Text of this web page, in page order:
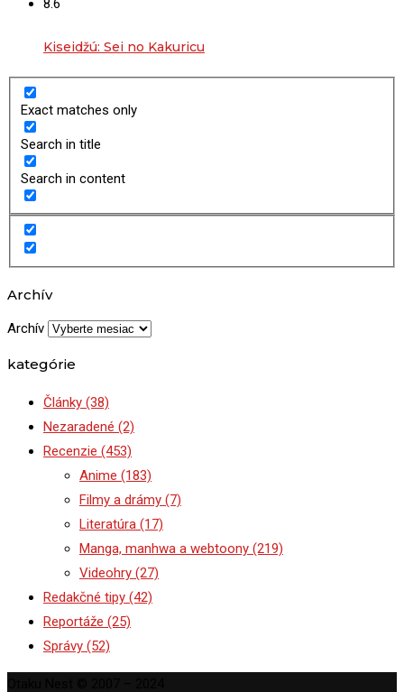
8.6
Kiseidžú: Sei no Kakuricu
Exact matches only
Search in title
Search in content
Archív
Archív
kategórie
Články (38)
Nezaradené (2)
Recenzie (453)
Anime (183)
Filmy a drámy (7)
Literatúra (17)
Manga, manhwa a webtoony (219)
Videohry (27)
Redakčné tipy (42)
Reportáže (25)
Správy (52)